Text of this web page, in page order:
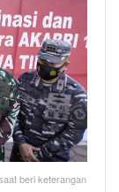
beri keterangan